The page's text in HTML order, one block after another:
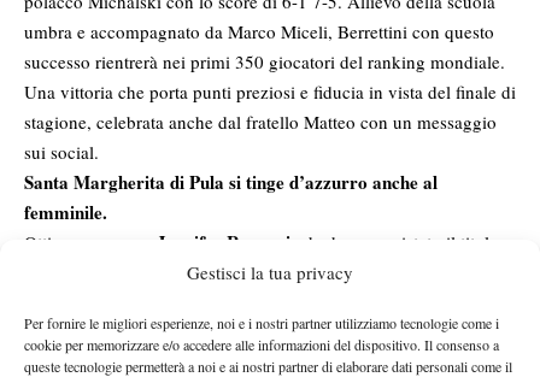
Gestisci la tua privacy
Per fornire le migliori esperienze, noi e i nostri partner utilizziamo tecnologie come i
cookie per memorizzare e/o accedere alle informazioni del dispositivo. Il consenso a
queste tecnologie permetterà a noi e ai nostri partner di elaborare dati personali come il
umbra e accompagnato da Marco Miceli, Berrettini con questo
successo rientrerà nei primi 350 giocatori del ranking mondiale.
Una vittoria che porta punti preziosi e fiducia in vista del finale di
stagione, celebrata anche dal fratello Matteo con un messaggio
sui social.
Santa Margherita di Pula si tinge d’azzurro anche al
femminile.
Ottima prova per Jennifer Ruggeri , che ha conquistato il titolo
nel 25.000 dollari sardo, lasciando per strada un solo set
connazionale Paganetti e in finale la francese Cakarevic 6-4 6-2,
confermando l’ottimo momento di forma. Dopo i successi a